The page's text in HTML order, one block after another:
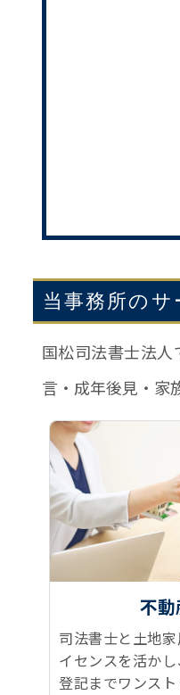
当事務所のサ
国松司法書士法
言・成年後見・家
不
司法書士と土地
イセンスを活か
登記までワンス